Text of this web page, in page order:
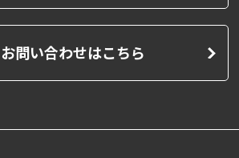
お問い合わせはこちら